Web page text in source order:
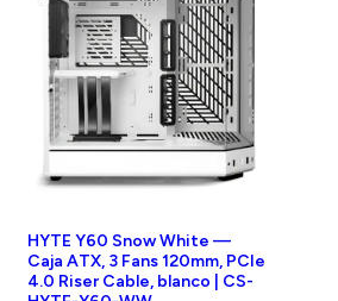
HYTE Y60 Snow White —
Caja ATX, 3 Fans 120mm, PCIe
4.0 Riser Cable, blanco | CS-